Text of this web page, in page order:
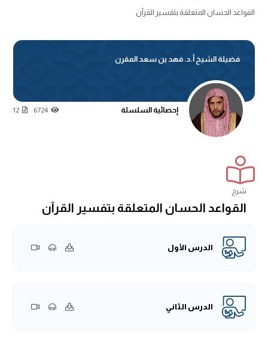
القواعد الحسان المتعلقة بتفسير القرآن
فضيلة الشيخ أ.د. فهد بن سعد المقرن
إحصائية السلسلة 6724
12
شرح
القواعد الحسان المتعلقة بتفسير القرآن
الدرس الأول
الدرس الثاني